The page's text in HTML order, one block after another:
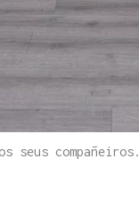
seus compañeiros.